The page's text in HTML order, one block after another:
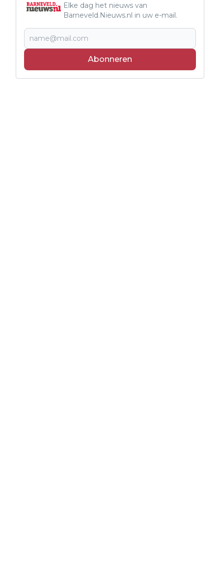
Elke dag het nieuws van
Barneveld.Nieuws.nl in uw e-mail.
Abonneren